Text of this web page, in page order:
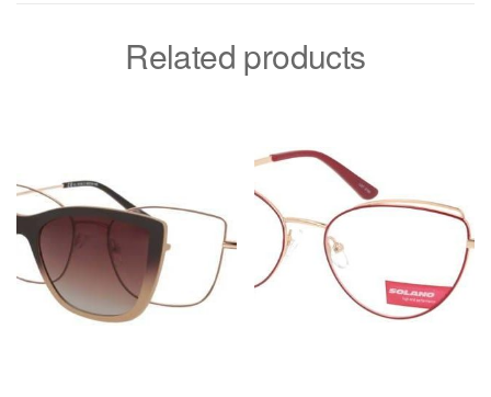
Related products